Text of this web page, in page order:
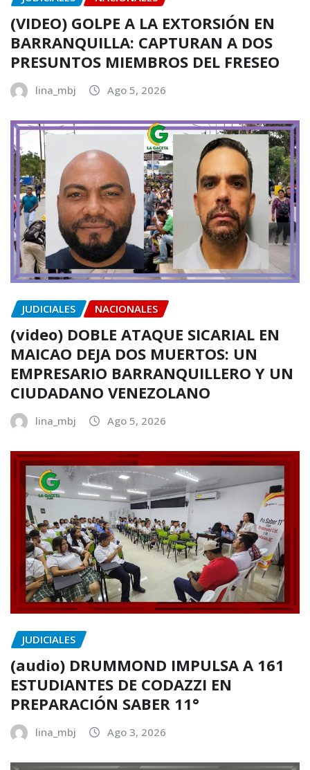
(VIDEO) GOLPE A LA EXTORSIÓN EN
BARRANQUILLA: CAPTURAN A DOS
PRESUNTOS MIEMBROS DEL FRESEO
lina_mbj Ago 5, 2026
JUDICIALES NACIONALES
(video) DOBLE ATAQUE SICARIAL EN
MAICAO DEJA DOS MUERTOS: UN
EMPRESARIO BARRANQUILLERO Y UN
CIUDADANO VENEZOLANO
lina_mbj Ago 5, 2026
JUDICIALES
(audio) DRUMMOND IMPULSA A 161
ESTUDIANTES DE CODAZZI EN
PREPARACIÓN SABER 11°
lina_mbj Ago 3, 2026